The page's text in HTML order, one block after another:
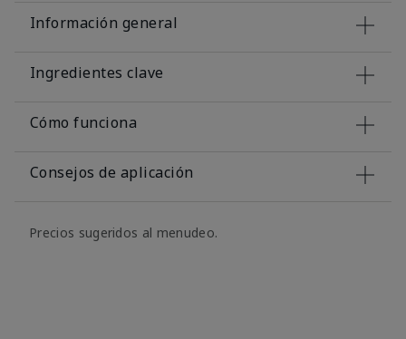
Información general
Ingredientes clave
Cómo funciona
Consejos de aplicación
Precios sugeridos al menudeo.